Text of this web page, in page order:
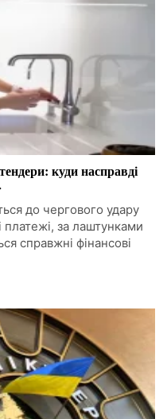
куди насправді
до чергового удару
за лаштунками
справжні фінансові